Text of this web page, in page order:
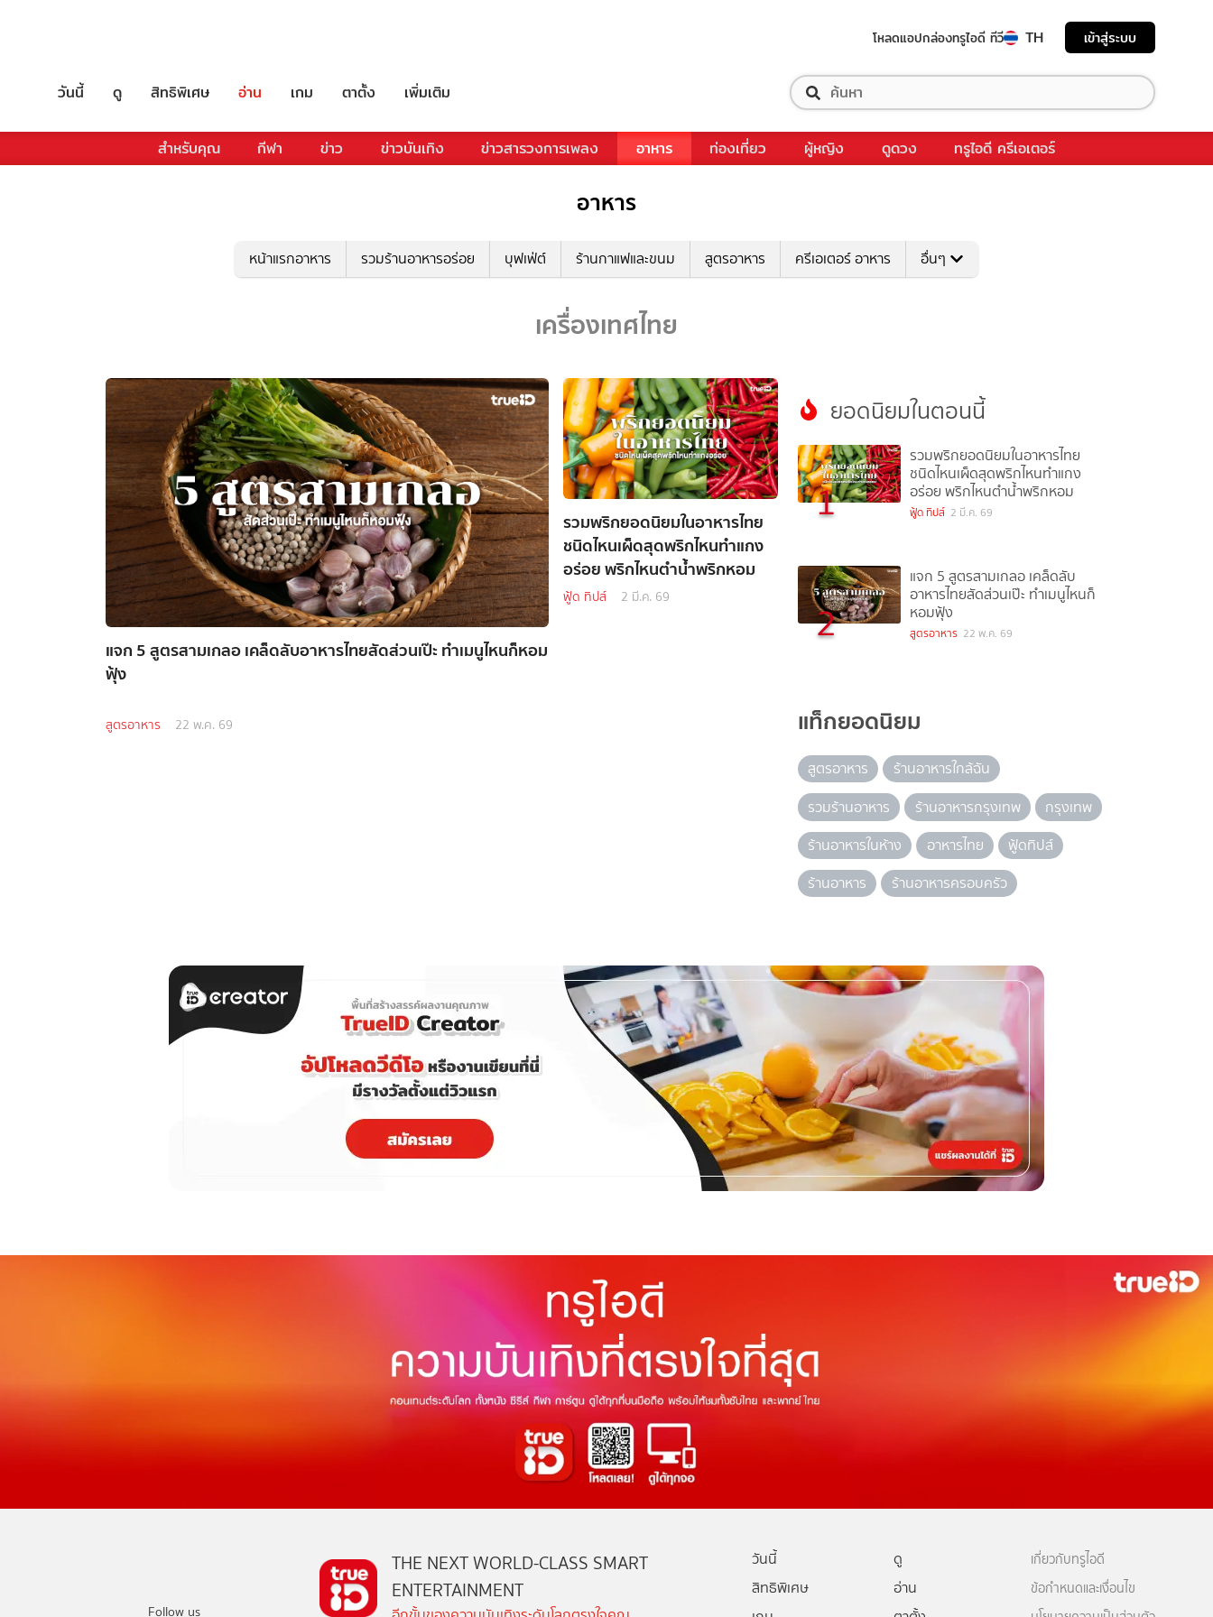
โหลดแอปกล่องทรูไอดี ทีวี TH เข้าสู่ระบบ
วันนี้ ดู สิทธิพิเศษ อ่าน เกม ตาตั้ง เพิ่มเติม
สำหรับคุณ กีฬา ข่าว ข่าวบันเทิง ข่าวสารวงการเพลง อาหาร ท่องเที่ยว ผู้หญิง ดูดวง ทรูไอดี ครีเอเตอร์
อาหาร
หน้าแรกอาหาร รวมร้านอาหารอร่อย บุฟเฟ่ต์ ร้านกาแฟและขนม สูตรอาหาร ครีเอเตอร์ อาหาร อื่นๆ
เครื่องเทศไทย
แจก 5 สูตรสามเกลอ เคล็ดลับอาหารไทยสัดส่วนเป๊ะ ทำเมนูไหนก็หอม
ฟุ้ง
สูตรอาหาร 22 พ.ค. 69
รวมพริกยอดนิยมในอาหารไทย
ชนิดไหนเผ็ดสุดพริกไหนทำแกง
อร่อย พริกไหนตำน้ำพริกหอม
ฟู้ด ทิปส์ 2 มี.ค. 69
ยอดนิยมในตอนนี้
1
รวมพริกยอดนิยมในอาหารไทย
ชนิดไหนเผ็ดสุดพริกไหนทำแกง
อร่อย พริกไหนตำน้ำพริกหอม
ฟู้ด ทิปส์ 2 มี.ค. 69
2
แจก 5 สูตรสามเกลอ เคล็ดลับ
อาหารไทยสัดส่วนเป๊ะ ทำเมนูไหนก็
หอมฟุ้ง
สูตรอาหาร 22 พ.ค. 69
แท็กยอดนิยม
สูตรอาหาร
ร้านอาหารใกล้ฉัน
รวมร้านอาหาร
ร้านอาหารกรุงเทพ
กรุงเทพ
ร้านอาหารในห้าง
อาหารไทย
ฟู้ดทิปส์
ร้านอาหาร
ร้านอาหารครอบครัว
Follow us
THE NEXT WORLD-CLASS SMART
ENTERTAINMENT
วันนี้
ดู
สิทธิพิเศษ
อ่าน
เกี่ยวกับทรูไอดี
ข้อกำหนดและเงื่อนไข